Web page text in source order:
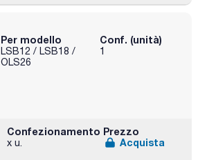
Per modello
LSB12 / LSB18 /
OLS26
Conf. (unità)
1
Confezionamento
x u.
Prezzo
Acquista